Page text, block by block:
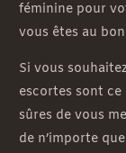
féminine pour
vous êtes au
Si vous
escortes sont
sûres de vous
de n’importe